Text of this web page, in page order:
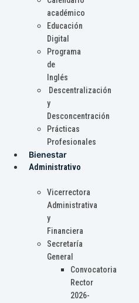
académico
Educación
Digital
Programa
de
Inglés
Descentralización
y
Desconcentración
Prácticas
Profesionales
Bienestar
Administrativo
Vicerrectora
Administrativa
y
Financiera
Secretaría
General
Convocatoria
Rector
2026-